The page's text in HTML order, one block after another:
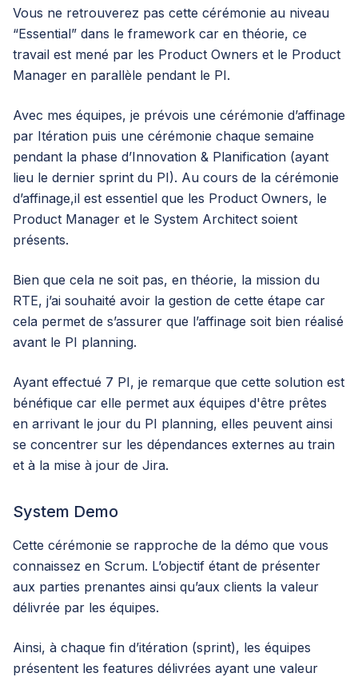
Vous ne retrouverez pas cette cérémonie au niveau
“Essential” dans le framework car en théorie, ce
travail est mené par les Product Owners et le Product
Manager en parallèle pendant le PI.
Avec mes équipes, je prévois une cérémonie d’affinage
par Itération puis une cérémonie chaque semaine
pendant la phase d’Innovation & Planification (ayant
lieu le dernier sprint du PI). Au cours de la cérémonie
d’affinage,il est essentiel que les Product Owners, le
Product Manager et le System Architect soient
présents.
Bien que cela ne soit pas, en théorie, la mission du
RTE, j’ai souhaité avoir la gestion de cette étape car
cela permet de s’assurer que l’affinage soit bien réalisé
avant le PI planning.
Ayant effectué 7 PI, je remarque que cette solution est
bénéfique car elle permet aux équipes d'être prêtes
en arrivant le jour du PI planning, elles peuvent ainsi
se concentrer sur les dépendances externes au train
et à la mise à jour de Jira.
System Demo
Cette cérémonie se rapproche de la démo que vous
connaissez en Scrum. L’objectif étant de présenter
aux parties prenantes ainsi qu’aux clients la valeur
délivrée par les équipes.
Ainsi, à chaque fin d’itération (sprint), les équipes
présentent les features délivrées ayant une valeur